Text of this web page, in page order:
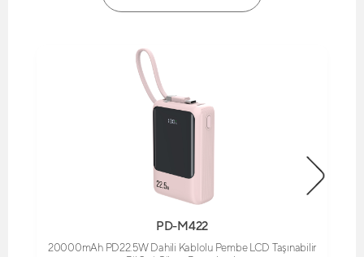
PD-M422
20000mAh PD22.5W Dahili Kablolu Pembe LCD Taşınabilir